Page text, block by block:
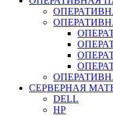
СЕРВЕРНАЯ
DELL
HP